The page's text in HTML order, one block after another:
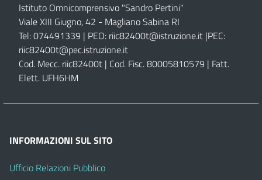
Istituto Omnicomprensivo "Sandro Pertini"
Viale XIII Giugno, 42 - Magliano Sabina RI
Tel: 074491339 | PEO: riic82400t@istruzione.it |PEC:
riic82400t@pec.istruzione.it
Cod. Mecc. riic82400t | Cod. Fisc. 80005810579 | Fatt.
Elett. UFH6HM
INFORMAZIONI SUL SITO
Ufficio Relazioni Pubblico